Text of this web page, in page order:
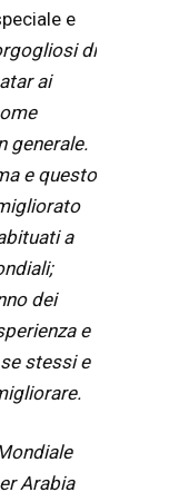
e
di
ai
generale.
e questo
a
dei
e
stessi e
Arabia